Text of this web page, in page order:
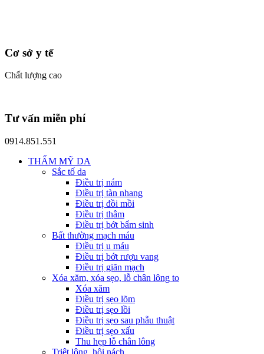
Cơ sở y tế
Chất lượng cao
Tư vấn miễn phí
0914.851.551
THẨM MỸ DA
Sắc tố da
Điều trị nám
Điều trị tàn nhang
Điều trị đồi mồi
Điều trị thâm
Điều trị bớt bẩm sinh
Bất thường mạch máu
Điều trị u máu
Điều trị bớt rượu vang
Điều trị giãn mạch
Xóa xăm, xóa sẹo, lỗ chân lông to
Xóa xăm
Điều trị sẹo lõm
Điều trị sẹo lồi
Điều trị sẹo sau phẫu thuật
Điều trị sẹo xấu
Thu hẹp lỗ chân lông
Triệt lông, hôi nách